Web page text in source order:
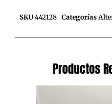
SKU442128 Categorías
Productos